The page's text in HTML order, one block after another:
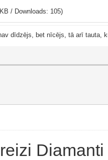
/ Downloads: 105)
dīdzējs, bet nīcējs, tā arī tauta,